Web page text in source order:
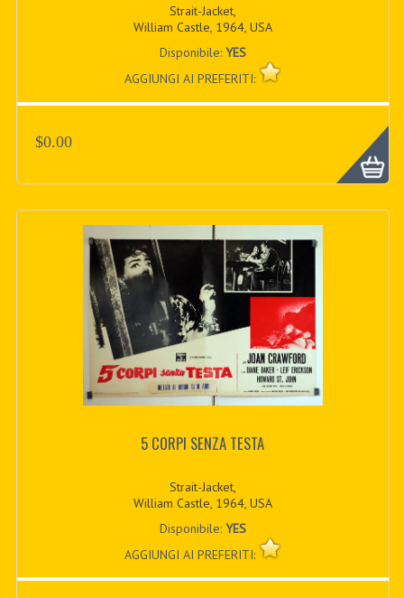
Strait-Jacket,
William Castle, 1964, USA
Disponibile: YES
AGGIUNGI AI PREFERITI:
$0.00
5 CORPI SENZA TESTA
Strait-Jacket,
William Castle, 1964, USA
Disponibile: YES
AGGIUNGI AI PREFERITI: